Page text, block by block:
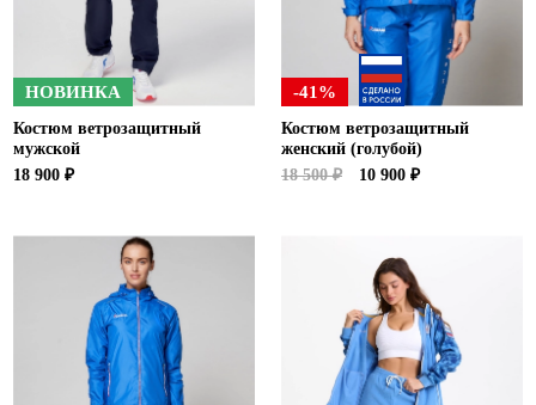
НОВИНКА
Костюм ветрозащитный
мужской
18 900 ₽
-41%
Костюм ветрозащитный
женский (голубой)
18 500 ₽
10 900 ₽